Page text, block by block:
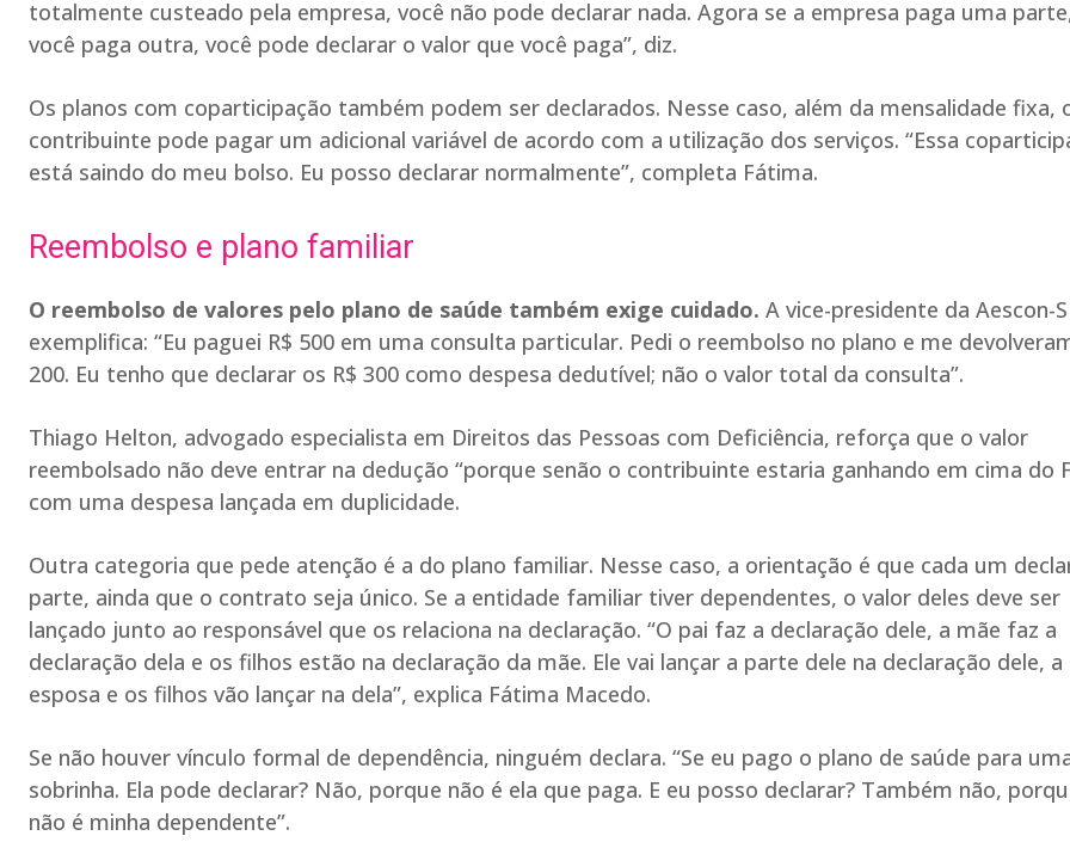
totalmente custeado pela empresa, você não pode declarar nada. Agora se a empresa paga uma
você paga outra, você pode declarar o valor que você paga”, diz.
Os planos com coparticipação também podem ser declarados. Nesse caso, além da mensalidade fixa,
contribuinte pode pagar um adicional variável de acordo com a utilização dos serviços. “Essa
está saindo do meu bolso. Eu posso declarar normalmente”, completa Fátima.
Reembolso e plano familiar
O reembolso de valores pelo plano de saúde também exige cuidado. A vice-presidente da Aescon-
exemplifica: “Eu paguei R$ 500 em uma consulta particular. Pedi o reembolso no plano e me
200. Eu tenho que declarar os R$ 300 como despesa dedutível; não o valor total da consulta”.
Thiago Helton, advogado especialista em Direitos das Pessoas com Deficiência, reforça que o valor
reembolsado não deve entrar na dedução “porque senão o contribuinte estaria ganhando em cima do
com uma despesa lançada em duplicidade.
Outra categoria que pede atenção é a do plano familiar. Nesse caso, a orientação é que cada um
parte, ainda que o contrato seja único. Se a entidade familiar tiver dependentes, o valor deles deve ser
lançado junto ao responsável que os relaciona na declaração. “O pai faz a declaração dele, a mãe faz a
declaração dela e os filhos estão na declaração da mãe. Ele vai lançar a parte dele na declaração dele, a
esposa e os filhos vão lançar na dela”, explica Fátima Macedo.
Se não houver vínculo formal de dependência, ninguém declara. “Se eu pago o plano de saúde para
sobrinha. Ela pode declarar? Não, porque não é ela que paga. E eu posso declarar? Também não,
não é minha dependente”.